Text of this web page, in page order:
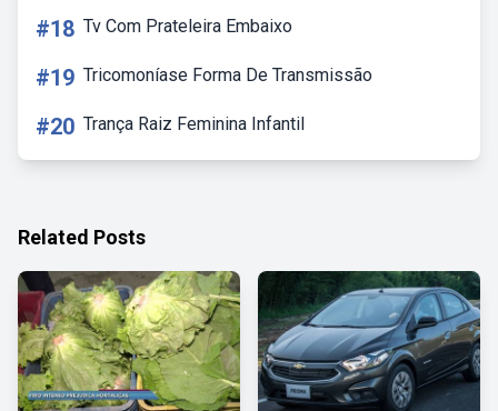
#18 Tv Com Prateleira Embaixo
#19 Tricomoníase Forma De Transmissão
#20 Trança Raiz Feminina Infantil
Related Posts